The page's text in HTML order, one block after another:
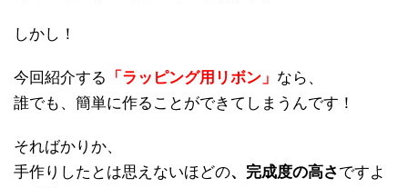
しかし！
今回紹介する 「ラッピング用リボン」 なら、
誰でも、簡単に作ることができてしまうんです！
そればかりか、
手作りしたとは思えないほどの、完成度の高さですよ